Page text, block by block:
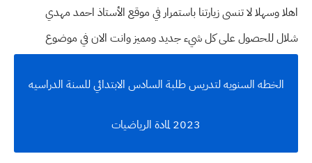
اهلا وسهلالا تنسى زيارتنا باستمرار في موقع الأستاذ احمد مهدي
شلال للحصول على كل شيء جديد ومميز وانت الان في موضوع
الخطه السنويه لتدريس طلبة السادس الابتدائي للسنة الدراسيه
2023 لمادة الرياضيات